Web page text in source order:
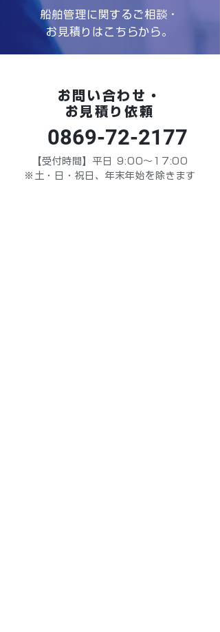
船舶管理に関するご相談・
お見積りはこちらから。
お問い合わせ・
お見積り依頼
0869-72-2177
【受付時間】平日 9:00～17:00
※土・日・祝日、年末年始を除きます